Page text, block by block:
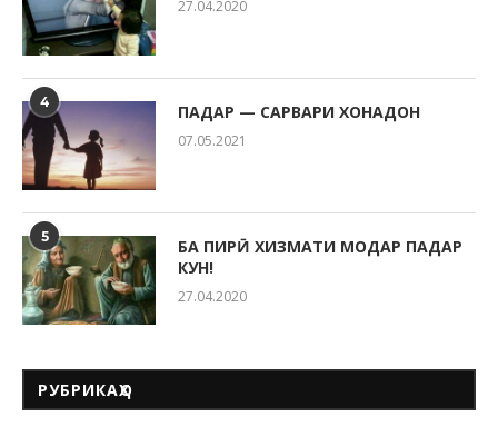
27.04.2020
4 ПАДАР — САРВАРИ ХОНАДОН
07.05.2021
5
БА ПИРӢ ХИЗМАТИ МОДАР ПАДАР
КУН!
27.04.2020
РУБРИКАҲО